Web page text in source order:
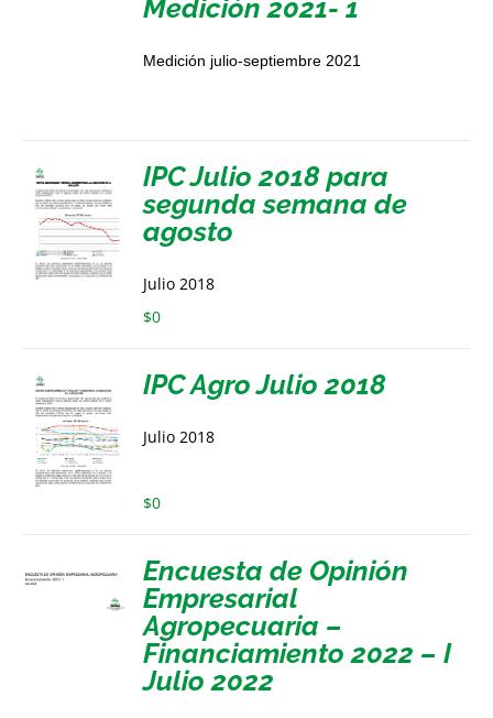
Medición 2021- 1
Medición julio-septiembre 2021
IPC Julio 2018 para
segunda semana de
agosto
Julio 2018
$0
IPC Agro Julio 2018
Julio 2018
$0
Encuesta de Opinión
Empresarial
Agropecuaria –
Financiamiento 2022 – I
Julio 2022